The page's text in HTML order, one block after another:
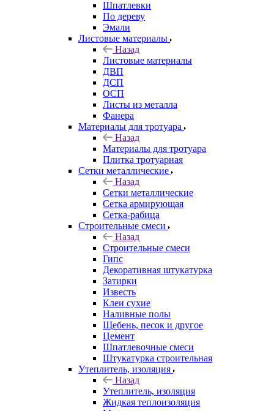
Шпатлевки
По дереву
Эмали
Листовые материалы
Назад
Листовые материалы
ДВП
ДСП
ОСП
Листы из металла
Фанера
Материалы для тротуара
Назад
Материалы для тротуара
Плитка тротуарная
Сетки металлические
Назад
Сетки металлические
Сетка армирующая
Сетка-рабица
Строительные смеси
Назад
Строительные смеси
Гипс
Декоративная штукатурка
Затирки
Известь
Клеи сухие
Наливные полы
Щебень, песок и другое
Цемент
Шпатлевочные смеси
Штукатурка строительная
Утеплитель, изоляция
Назад
Утеплитель, изоляция
Жидкая теплоизоляция